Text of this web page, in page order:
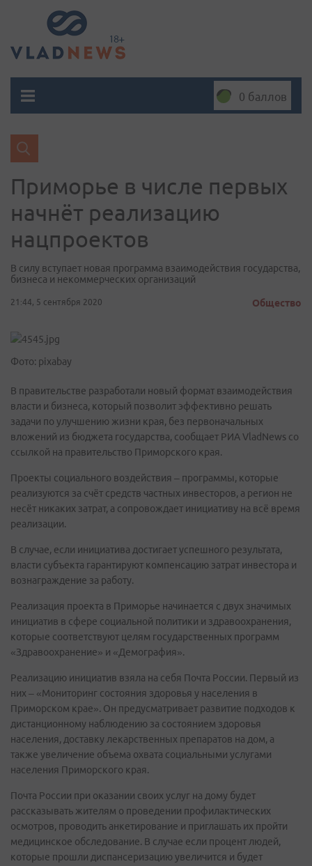
0 баллов
Приморье в числе первых
начнёт реализацию
нацпроектов
В силу вступает новая программа взаимодействия государства,
бизнеса и некоммерческих организаций
21:44, 5 сентября 2020 Общество
Фото: pixabay
В правительстве разработали новый формат взаимодействия
власти и бизнеса, который позволит эффективно решать
задачи по улучшению жизни края, без первоначальных
вложений из бюджета государства, сообщает РИА VladNews со
ссылкой на правительство Приморского края.
Проекты социального воздействия – программы, которые
реализуются за счёт средств частных инвесторов, а регион не
несёт никаких затрат, а сопровождает инициативу на всё время
реализации.
В случае, если инициатива достигает успешного результата,
власти субъекта гарантируют компенсацию затрат инвестора и
вознаграждение за работу.
Реализация проекта в Приморье начинается с двух значимых
инициатив в сфере социальной политики и здравоохранения,
которые соответствуют целям государственных программ
«Здравоохранение» и «Демография».
Реализацию инициатив взяла на себя Почта России. Первый из
них – «Мониторинг состояния здоровья у населения в
Приморском крае». Он предусматривает развитие подходов к
дистанционному наблюдению за состоянием здоровья
населения, доставку лекарственных препаратов на дом, а
также увеличение объема охвата социальными услугами
населения Приморского края.
Почта России при оказании своих услуг на дому будет
рассказывать жителям о проведении профилактических
осмотров, проводить анкетирование и приглашать их пройти
медицинское обследование. В случае если процент людей,
которые прошли диспансеризацию увеличится и будет